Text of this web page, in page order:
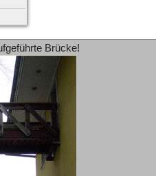
Brücke!